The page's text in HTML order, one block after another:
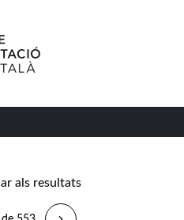
als resultats